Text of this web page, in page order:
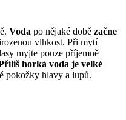
Voda po nějaké době začne
vlhkost. Při mytí
myjte pouze příjemně
horká voda je velké
pokožky hlavy a lupů.